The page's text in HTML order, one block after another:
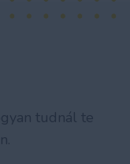
tudnál te